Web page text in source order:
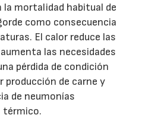
la mortalidad habitual de
como consecuencia
El calor reduce las
las necesidades
pérdida de condición
producción de carne y
de neumonías
térmico.